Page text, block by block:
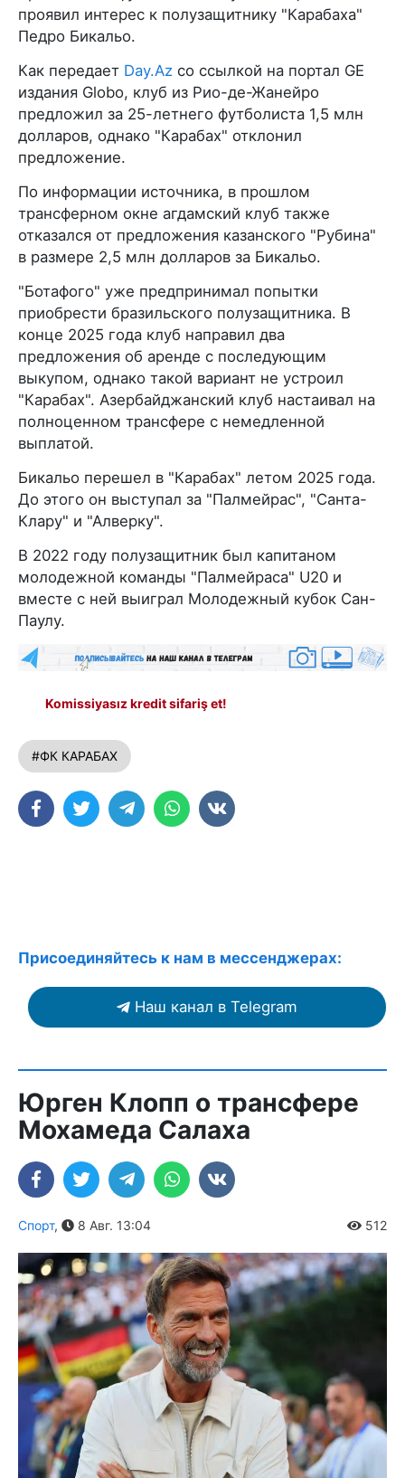
проявил интерес к полузащитнику "Карабаха"
Педро Бикальо.
Как передает Day.Az со ссылкой на портал GE
издания Globo, клуб из Рио-де-Жанейро
предложил за 25-летнего футболиста 1,5 млн
долларов, однако "Карабах" отклонил
предложение.
По информации источника, в прошлом
трансферном окне агдамский клуб также
отказался от предложения казанского "Рубина"
в размере 2,5 млн долларов за Бикальо.
"Ботафого" уже предпринимал попытки
приобрести бразильского полузащитника. В
конце 2025 года клуб направил два
предложения об аренде с последующим
выкупом, однако такой вариант не устроил
"Карабах". Азербайджанский клуб настаивал на
полноценном трансфере с немедленной
выплатой.
Бикальо перешел в "Карабах" летом 2025 года.
До этого он выступал за "Палмейрас", "Санта-
Клару" и "Алверку".
В 2022 году полузащитник был капитаном
молодежной команды "Палмейраса" U20 и
вместе с ней выиграл Молодежный кубок Сан-
Паулу.
Komissiyasız kredit sifariş et!
#ФК КАРАБАХ
Присоединяйтесь к нам в мессенджерах:
Наш канал в Telegram
Юрген Клопп о трансфере
Мохамеда Салаха
Спорт, 8 Авг. 13:04 512